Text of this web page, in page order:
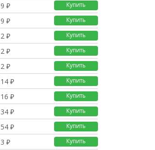
9 ₽ Купить
9 ₽ Купить
2 ₽ Купить
2 ₽ Купить
2 ₽ Купить
14 ₽ Купить
16 ₽ Купить
34 ₽ Купить
54 ₽ Купить
3 ₽ Купить